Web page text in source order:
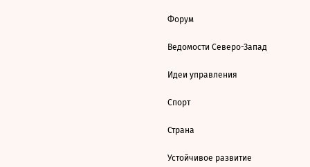
Форум
Ведомости Северо-Запад
Идеи управления
Спорт
Страна
Устойчивое развитие